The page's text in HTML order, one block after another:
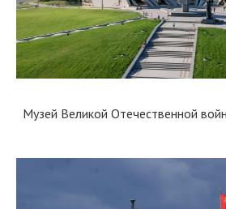
Музей Великой Отечественной